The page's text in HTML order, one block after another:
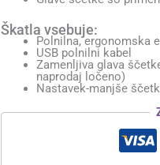
Škatla vsebuje:
Polnilna, ergonomska
USB polnilni kabel
Zamenljiva glava
naprodaj ločeno)
Nastavek-manjše